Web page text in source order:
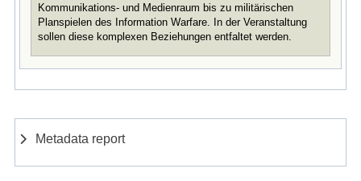
Kommunikations- und Medienraum bis zu militärischen
Planspielen des Information Warfare. In der Veranstaltung
sollen diese komplexen Beziehungen entfaltet werden.
Metadata report